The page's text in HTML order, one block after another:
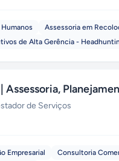
Assessoria em
de Alta Gerência -
Assessoria,
de Serviços
Empresarial Consultoria